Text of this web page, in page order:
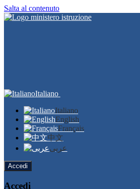
Salta al contenuto
Italiano
Italiano
English
Français
中文
عربى
Accedi
Accedi